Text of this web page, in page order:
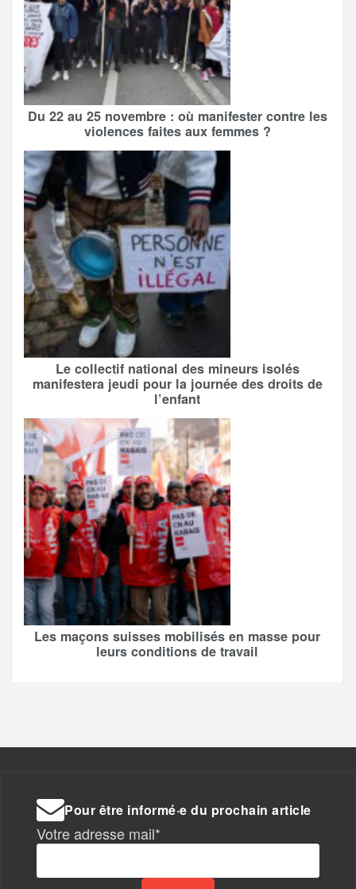
Du 22 au 25 novembre : où manifester contre les
violences faites aux femmes ?
Le collectif national des mineurs isolés
manifestera jeudi pour la journée des droits de
l’enfant
Les maçons suisses mobilisés en masse pour
leurs conditions de travail
Pour être informé·e du prochain article
Votre adresse mail*